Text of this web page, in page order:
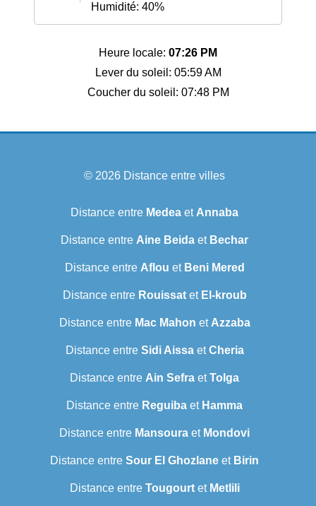
Humidité: 40%
Heure locale: 07:26 PM
Lever du soleil: 05:59 AM
Coucher du soleil: 07:48 PM
© 2026 Distance entre villes
Distance entre Medea et Annaba
Distance entre Aine Beida et Bechar
Distance entre Aflou et Beni Mered
Distance entre Rouissatet El-kroub
Distance entre Mac Mahon et Azzaba
Distance entre Sidi AissaetCheria
Distance entre Ain Sefra etTolga
Distance entre Reguiba et Hamma
Distance entre Mansoura et Mondovi
Distance entre Sour El Ghozlane et Birin
Distance entre Tougourtet Metlili